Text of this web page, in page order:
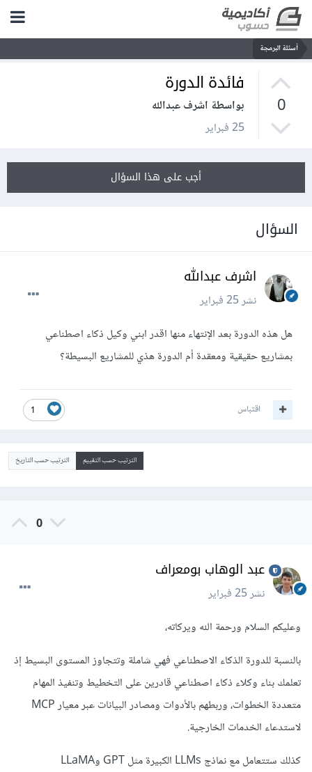
أسئلة البرمجة
0
فائدة الدورة
بواسطة اشرف عبدالله
25 فبراير
أجب على هذا السؤال
السؤال
اشرف عبدالله
نشر25 فبراير
هل هذه الدورة بعد الإنتهاء منها اقدر ابني وكيل ذكاء اصطناعي
بمشاريع حقيقية ومعقدة أم الدورة هذي للمشاريع البسيطة؟
1 اقتباس
الترتيب حسب التقييم الترتيب حسب التاريخ
0
عبد الوهاب بومعراف
نشر25 فبراير
وعليكم السلام ورحمة الله ويركاته،
بالنسبة للدورة الذكاء الاصطناعي فهي شاملة وتتجاوز المستوى البسيط إذ
تعلمك بناء وكلاء ذكاء اصطناعي قادرين على التخطيط وتنفيذ المهام
متعددة الخطوات، وربطهم بالأدوات ومصادر البيانات عبر معيار MCP
لاستدعاء الخدمات الخارجية.
كذلك ستتعامل مع نماذج LLMs الكبيرة مثل GPT وLLaMA